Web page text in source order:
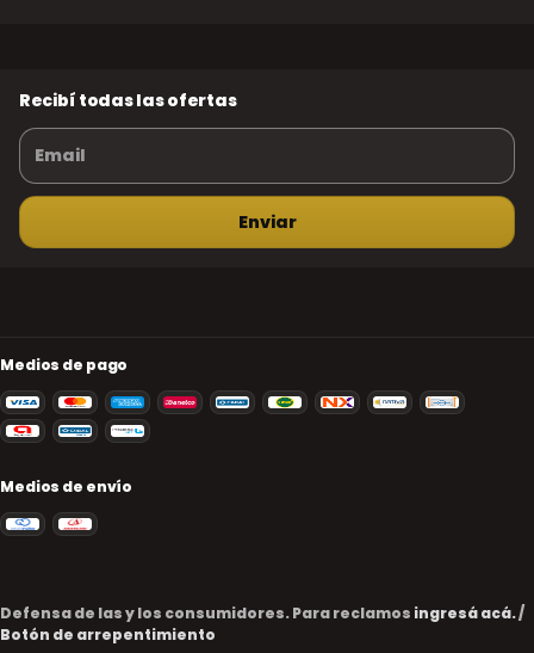
Recibí todas las ofertas
Medios de pago
Medios de envío
Defensa de las y los consumidores. Para reclamos ingresá acá./
Botón de arrepentimiento